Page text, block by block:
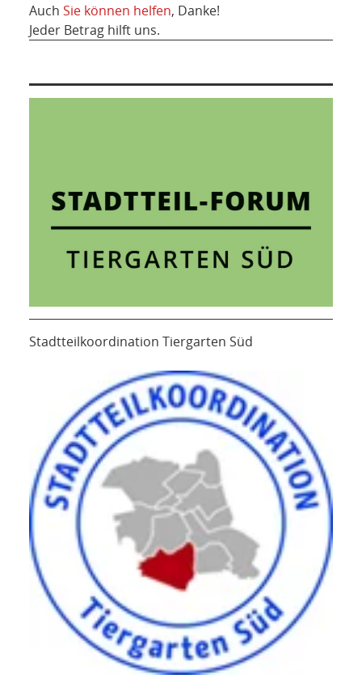
Auch Sie können helfen, Danke!
Jeder Betrag hilft uns.
Stadtteilkoordination Tiergarten Süd